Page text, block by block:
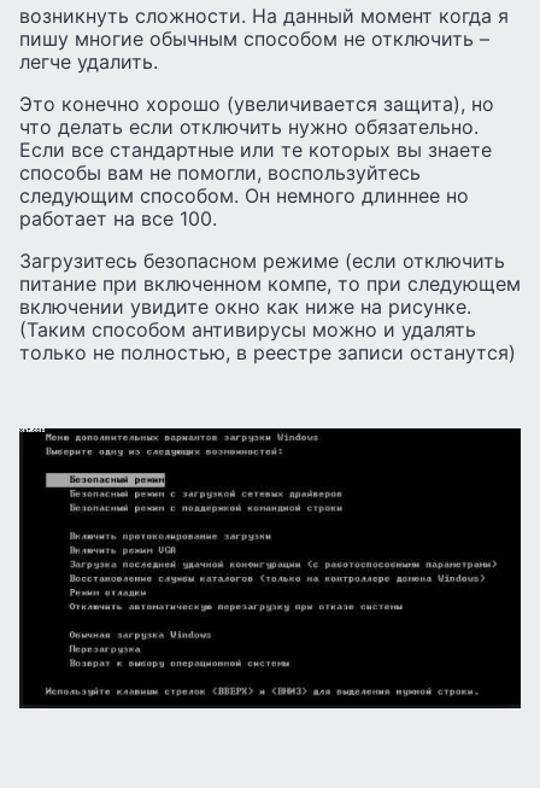
возникнуть сложности. На данный момент когда я
пишу многие обычным способом не отключить –
легче удалить.
Это конечно хорошо (увеличивается защита), но
что делать если отключить нужно обязательно.
Если все стандартные или те которых вы знаете
способы вам не помогли, воспользуйтесь
следующим способом. Он немного длиннее но
работает на все 100.
Загрузитесь безопасном режиме (если отключить
питание при включенном компе, то при следующем
включении увидите окно как ниже на рисунке.
(Таким способом антивирусы можно и удалять
только не полностью, в реестре записи останутся)